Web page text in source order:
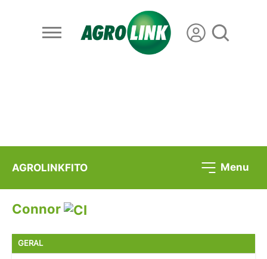
AGROLINKFITO Menu
Connor
GERAL